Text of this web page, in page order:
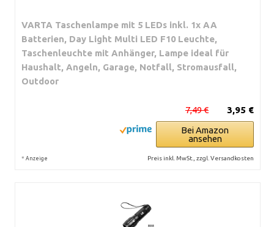
VARTA Taschenlampe mit 5 LEDs inkl. 1x AA
Batterien, Day Light Multi LED F10 Leuchte,
Taschenleuchte mit Anhänger, Lampe ideal für
Haushalt, Angeln, Garage, Notfall, Stromausfall,
Outdoor
3,95 €
7,49 €
Bei Amazon
ansehen
* Anzeige Preis inkl. MwSt., zzgl. Versandkosten